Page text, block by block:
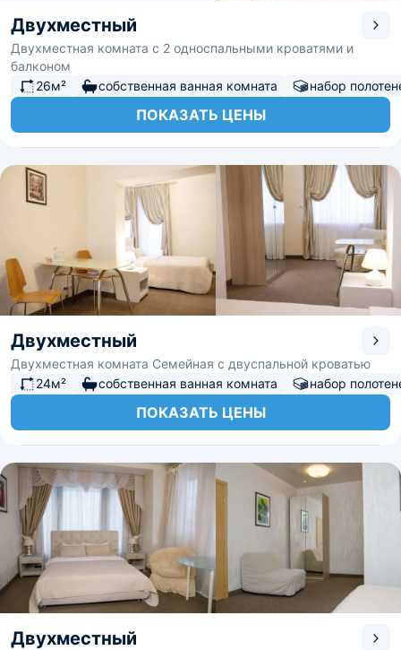
Двухместный
Двухместная комната с 2 односпальными кроватями и
балконом
26м²
собственная ванная комната набор
ПОКАЗАТЬ ЦЕНЫ
Двухместный
Двухместная комната Семейная с двуспальной кроватью
24м²
собственная ванная комната набор
ПОКАЗАТЬ ЦЕНЫ
Двухместный